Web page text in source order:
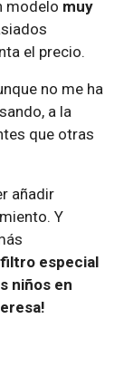
modelo muy
el precio.
no me ha
a la
que otras
añadir
Y
filtro especial
niños en